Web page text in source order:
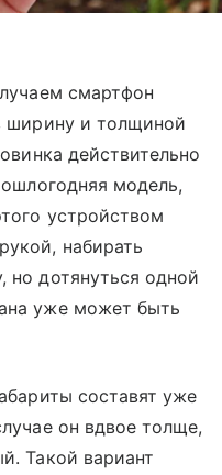
смартфон
ширину и толщиной
действительно
модель,
устройством
набирать
но дотянуться одной
уже может быть
составят уже
он вдвое толще,
Такой вариант